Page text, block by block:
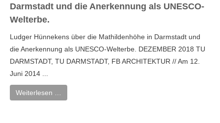
Darmstadt und die Anerkennung als UNESCO-
Welterbe.
Ludger Hünnekens über die Mathildenhöhe in Darmstadt und
die Anerkennung als UNESCO-Welterbe. DEZEMBER 2018 TU
DARMSTADT, TU DARMSTADT, FB ARCHITEKTUR // Am 12.
Juni 2014 ...
Weiterlesen …